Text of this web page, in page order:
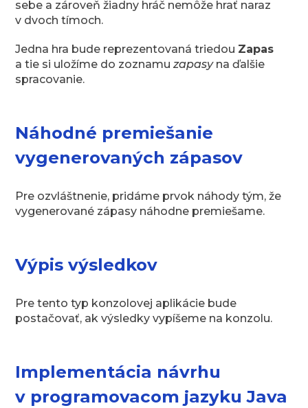
sebe a zároveň žiadny hráč nemôže hrať naraz
v dvoch tímoch.
Jedna hra bude reprezentovaná triedou Zapas
a tie si uložíme do zoznamuzapasyna ďalšie
spracovanie.
Náhodné premiešanie
vygenerovaných zápasov
Pre ozvláštnenie, pridáme prvok náhody tým, že
vygenerované zápasy náhodne premiešame.
Výpis výsledkov
Pre tento typ konzolovej aplikácie bude
postačovať, ak výsledky vypíšeme na konzolu.
Implementácia návrhu
v programovacom jazyku Java